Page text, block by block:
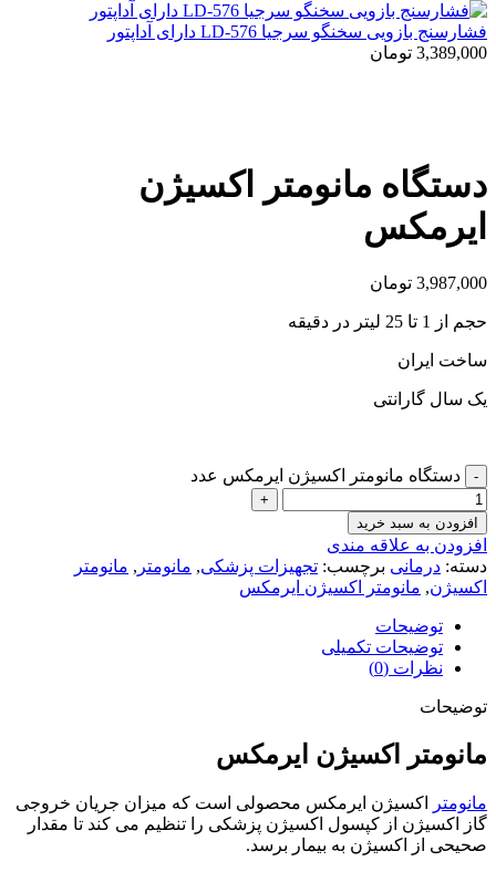
فشارسنج بازویی سخنگو سرجیا LD-576 دارای آداپتور
3,389,000 تومان
دستگاه مانومتر اکسیژن
ایرمکس
3,987,000 تومان
حجم از 1 تا 25 لیتر در دقیقه
ساخت ایران
یک سال گارانتی
دستگاه مانومتر اکسیژن ایرمکس عدد
افزودن به سبد خرید
افزودن به علاقه مندی
دسته: درمانی برچسب: تجهیزات پزشکی, مانومتر , مانومتر
اکسیژن, مانومتر اکسیژن ایرمکس
توضیحات
توضیحات تکمیلی
نظرات (0)
توضیحات
مانومتر اکسیژن ایرمکس
مانومتر
اکسیژن ایرمکس محصولی است که میزان جریان خروجی
گاز اکسیژن از کپسول اکسیژن پزشکی را تنظیم می کند تا مقدار
صحیحی از اکسیژن به بیمار برسد.